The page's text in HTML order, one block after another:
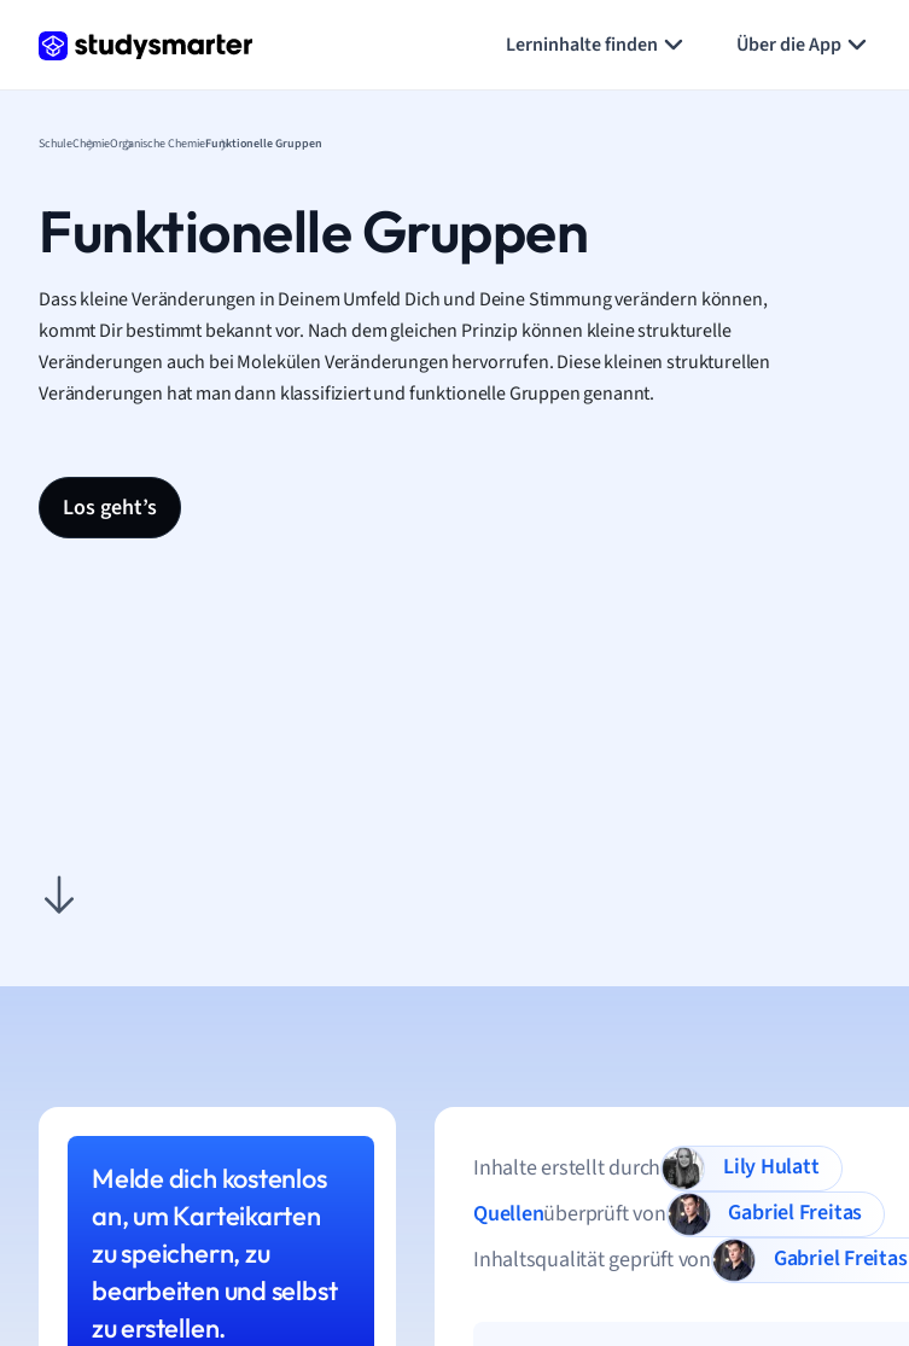
Lerninhalte finden Über die App
SchuleChemieOrganische ChemieFunktionelle Gruppen
Funktionelle Gruppen
Dass kleine Veränderungen in Deinem Umfeld Dich und Deine Stimmung verändern können,
kommt Dir bestimmt bekannt vor. Nach dem gleichen Prinzip können kleine strukturelle
Veränderungen auch bei Molekülen Veränderungen hervorrufen. Diese kleinen strukturellen
Veränderungen hat man dann klassifiziert und funktionelle Gruppen genannt.
Los geht’s
Melde dich kostenlos
an, um Karteikarten
zu speichern, zu
bearbeiten und selbst
zu erstellen.
Inhalte erstellt durch
Lily Hulatt
Quellenüberprüft von
Gabriel Freitas
Inhaltsqualität geprüft von
Gabriel Freitas